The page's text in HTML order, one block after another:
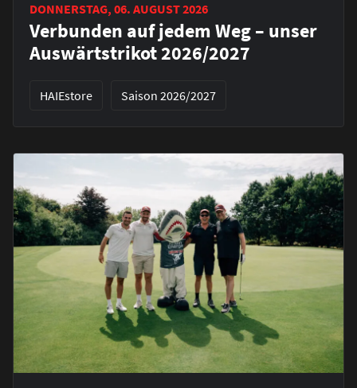
DONNERSTAG, 06. AUGUST 2026
Verbunden auf jedem Weg – unser
Auswärtstrikot 2026/2027
HAIEstore Saison 2026/2027